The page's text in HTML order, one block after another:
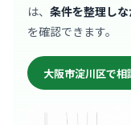
は、 条件を整理しな
を確認できます。
大阪市淀川区で